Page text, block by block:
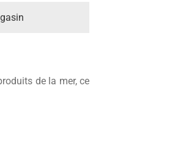
de la mer, ce